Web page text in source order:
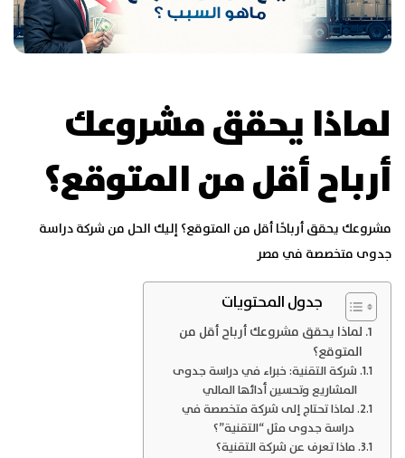
لماذا يحقق مشروعك
أرباح أقل من المتوقع؟
مشروعك يحقق أرباحًا أقل من المتوقع؟ إليك الحل من شركة دراسة
جدوى متخصصة في مصر
جدول المحتويات
لماذا يحقق مشروعك أرباح أقل من
المتوقع؟
شركة التقنية: خبراء في دراسة جدوى
المشاريع وتحسين أدائها المالي
لماذا تحتاج إلى شركة متخصصة في
دراسة جدوى مثل “التقنية”؟
ماذا تعرف عن شركة التقنية؟